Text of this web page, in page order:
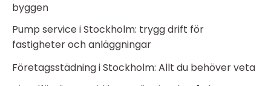
byggen
Pump service i Stockholm: trygg drift för
fastigheter och anläggningar
Företagsstädning i Stockholm: Allt du behöver veta